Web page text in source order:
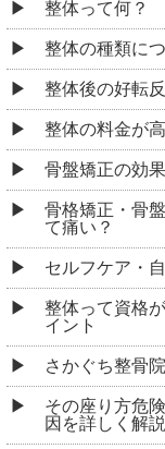
整体って何？
整体の種類に
整体後の好転
整体の料金が
骨盤矯正の効
骨格矯正・骨
て痛い？
セルフケア・
整体って資格
イント
さかぐち整骨
その座り方危
因を詳しく解説